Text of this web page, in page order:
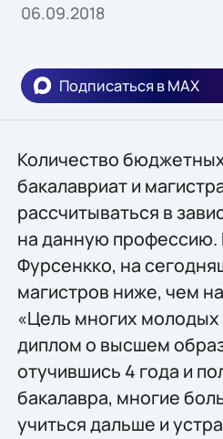
06.09.2018
Подписаться в MAX
Количество
бакалавриат и
рассчитываться в
на данную профессию.
Фурсенкко, на
магистров ниже, чем
«Цель многих
диплом о высшем
отучившись 4 года и
бакалавра, многие
учиться дальше и